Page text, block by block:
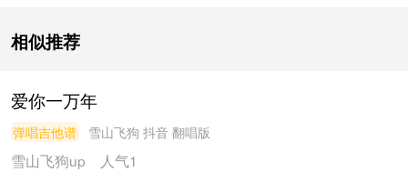
相似推荐
爱你一万年
弹唱吉他谱 雪山飞狗 抖音 翻唱版
雪山飞狗up 人气1